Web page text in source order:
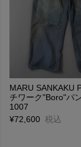
MARU SANKAKU
チワーク"Boro"パ
1007
¥72,600 税込